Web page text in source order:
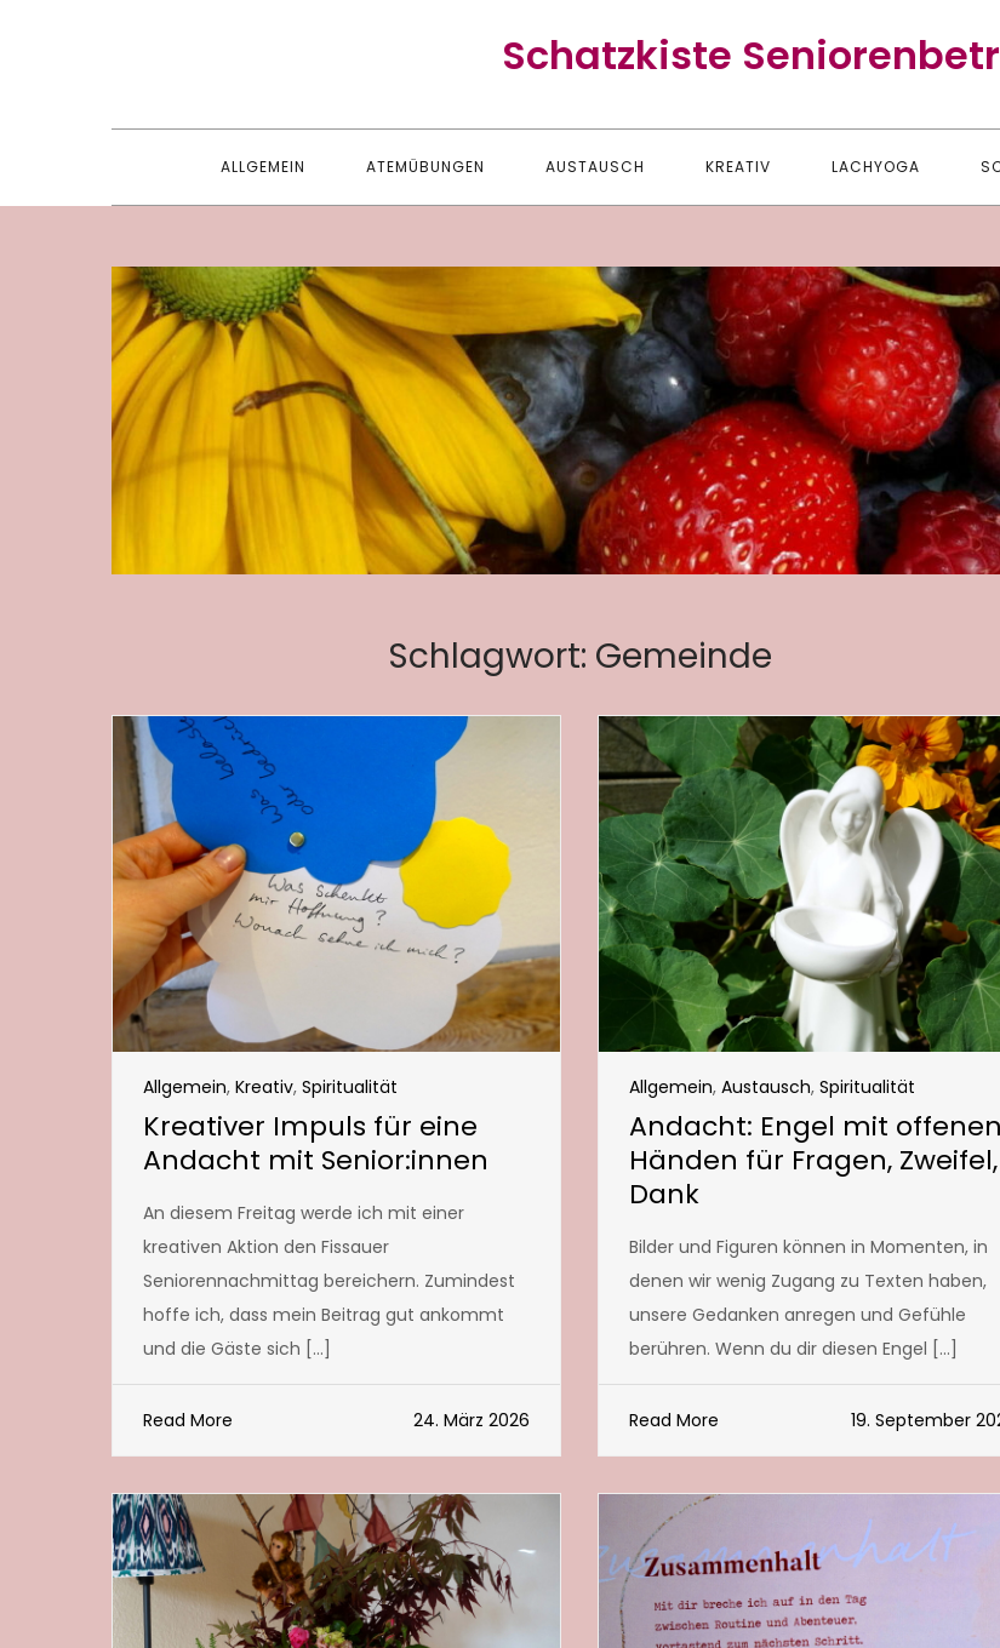
Schatzkiste
ALLGEMEIN ATEMÜBUNGEN AUSTAUSCH KREATIV LACHYOGA
Schlagwort: Gemeinde
Allgemein, Kreativ, Spiritualität
Kreativer Impuls für eine
Andacht mit Senior:innen
An diesem Freitag werde ich mit einer
kreativen Aktion den Fissauer
Seniorennachmittag bereichern. Zumindest
hoffe ich, dass mein Beitrag gut ankommt
und die Gäste sich […]
Read More 24. März 2026
Allgemein, Austausch, Spiritualität
Andacht: Engel mit offenen
Händen für Fragen, Zweifel,
Dank
Bilder und Figuren können in Momenten, in
denen wir wenig Zugang zu Texten haben,
unsere Gedanken anregen und Gefühle
berühren. Wenn du dir diesen Engel […]
Read More 19. September